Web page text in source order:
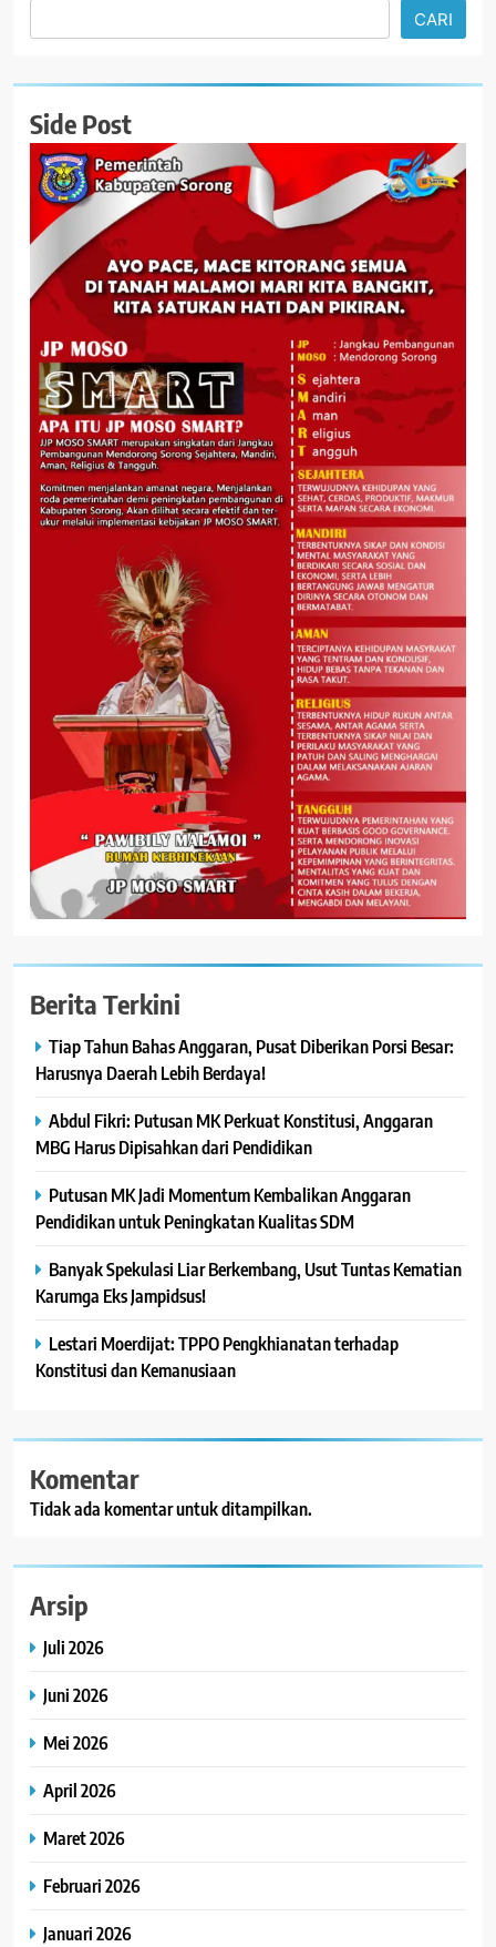
CARI
Side Post
Berita Terkini
Tiap Tahun Bahas Anggaran, Pusat Diberikan Porsi Besar:
Harusnya Daerah Lebih Berdaya!
Abdul Fikri: Putusan MK Perkuat Konstitusi, Anggaran
MBG Harus Dipisahkan dari Pendidikan
Putusan MK Jadi Momentum Kembalikan Anggaran
Pendidikan untuk Peningkatan Kualitas SDM
Banyak Spekulasi Liar Berkembang, Usut Tuntas Kematian
Karumga Eks Jampidsus!
Lestari Moerdijat: TPPO Pengkhianatan terhadap
Konstitusi dan Kemanusiaan
Komentar
Tidak ada komentar untuk ditampilkan.
Arsip
Juli 2026
Juni 2026
Mei 2026
April 2026
Maret 2026
Februari 2026
Januari 2026